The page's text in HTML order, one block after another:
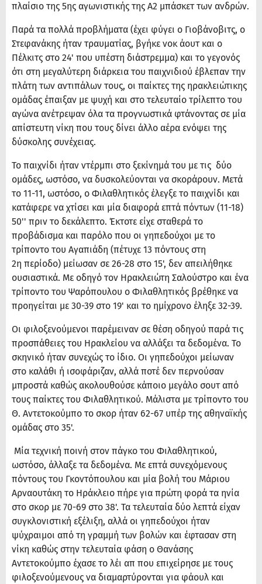
πλαίσιο της 5ης αγωνιστικής της Α2 μπάσκετ των ανδρών.
Παρά τα πολλά προβλήματα (έχει φύγει ο Γιοβάνοβιτς, ο
Στεφανάκης ήταν τραυματίας, βγήκε νοκ άουτ και ο
Πέλκιτς στο 24' που υπέστη διάστρεμμα) και το γεγονός
ότι στη μεγαλύτερη διάρκεια του παιχνιδιού έβλεπαν την
πλάτη των αντιπάλων τους, οι παίκτες της ηρακλειώτικης
ομάδας έπαιξαν με ψυχή και στο τελευταίο τρίλεπτο του
αγώνα ανέτρεψαν όλα τα προγνωστικά φτάνοντας σε μία
απίστευτη νίκη που τους δίνει άλλο αέρα ενόψει της
δύσκολης συνέχειας.
Το παιχνίδι ήταν ντέρμπι στο ξεκίνημά του με τις δύο
ομάδες, ωστόσο, να δυσκολεύονται να σκοράρουν. Μετά
το 11-11, ωστόσο, ο Φιλαθλητικός έλεγξε το παιχνίδι και
κατάφερε να χτίσει και μία διαφορά επτά πόντων (11-18)
50'' πριν το δεκάλεπτο. Έκτοτε είχε σταθερά το
προβάδισμα και παρόλο που οι γηπεδούχοι με το
τρίποντο του Αγαπιάδη (πέτυχε 13 πόντους στη
2η περίοδο) μείωσαν σε 26-28 στο 15', δεν απειλήθηκε
ουσιαστικά. Με οδηγό τον Ηρακλειώτη Σαλούστρο και ένα
τρίποντο του Ψαρόπουλου ο Φιλαθλητικός βρέθηκε να
προηγείται με 30-39 στο 19' και το ημίχρονο έληξε 32-39.
Οι φιλοξενούμενοι παρέμειναν σε θέση οδηγού παρά τις
προσπάθειες του Ηρακλείου να αλλάξει τα δεδομένα. Το
σκηνικό ήταν συνεχώς το ίδιο. Οι γηπεδούχοι μείωναν
στο καλάθι ή ισοφάριζαν, αλλά ποτέ δεν περνούσαν
μπροστά καθώς ακολουθούσε κάποιο μεγάλο σουτ από
τους παίκτες του Φιλαθλητικού. Μάλιστα με τρίποντο του
Θ. Αντετοκούμπο το σκορ ήταν 62-67 υπέρ της αθηναϊκής
ομάδας στο 35'.
Μία τεχνική ποινή στον πάγκο του Φιλαθλητικού,
ωστόσο, άλλαξε τα δεδομένα. Με επτά συνεχόμενους
πόντους του Γκοντόπουλου και μία βολή του Μάριου
Αρναουτάκη το Ηράκλειο πήρε για πρώτη φορά τα ηνία
στο σκορ με 70-69 στο 38'. Τα τελευταία δύο λεπτά είχαν
συγκλονιστική εξέλιξη, αλλά οι γηπεδούχοι ήταν
ψύχραιμοι από τη γραμμή των βολών και έφτασαν στη
νίκη καθώς στην τελευταία φάση ο Θανάσης
Αντετοκούμπο έχασε το λέι απ που επιχείρησε με τους
φιλοξενούμενους να διαμαρτύρονται για φάουλ και